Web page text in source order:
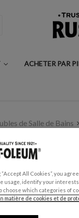
ACHETER PAR
de Salle de Bains
All Cookies”, you
usage, identify your
choose which categories of
matière de cookies et de